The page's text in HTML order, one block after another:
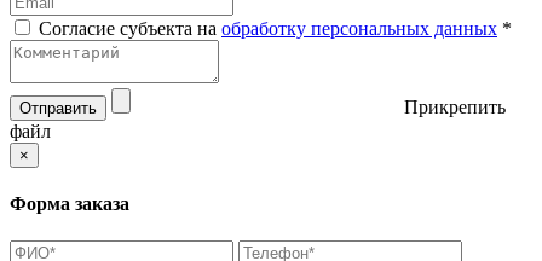
Согласие субъекта на обработку персональных данных *
Отправить
Прикрепить
файл
×
Форма заказа